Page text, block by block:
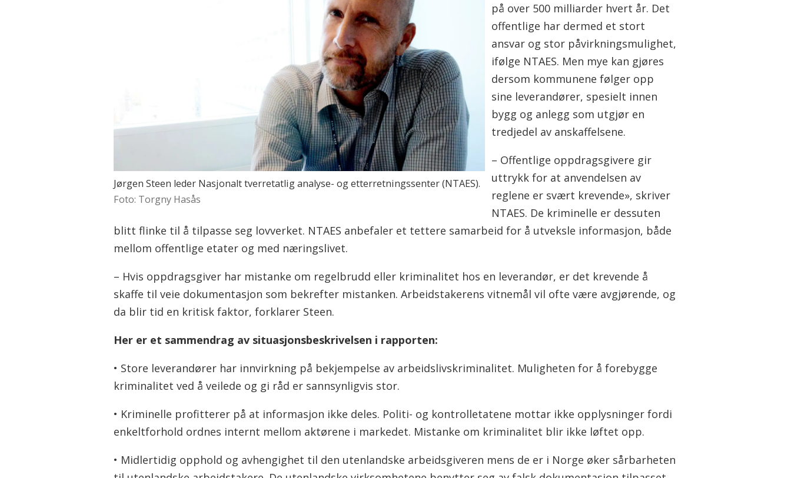
Nasjonalt tverretatlig analyse- og etterretningssenter
Nasjonalt tverretatlig analyse- og etterretningssenter (NTAES) ble
opprettet som en følge av regjeringens strategi mot
arbeidslivskriminalitet som ble lansert i januar 2015.
I tillegg til NTAES er det opprettet sju regionale a-krimsentre
over hele landet. Disse sentrene er opprettet med personer fra
Skatteetaten, politiet, Arbeidstilsynet, Nav og andre etater etter
Data og opplysninger i rapporten er blitt innhentet fra
Skatteetaten, Nav, Arbeidstilsynet, Tolletaten og a-krimsentrene.
Registerdata er innhentet fra politi og kontrolletatene, herunder
stønadsdata fra Nav og kontrolldata fra Arbeidstilsynet.
kontrolletatene, andre relevante myndigheter, statlige og
kommunale oppdragsgivere og parter i arbeidslivet.
Jørgen Steen leder Nasjonalt tverretatlig analyse- og etterretningssenter (NTAES).
Foto: Torgny Hasås
på over 500 milliarder hvert år. Det
offentlige har dermed et stort
ansvar og stor påvirkningsmulighet,
ifølge NTAES. Men mye kan gjøres
dersom kommunene følger opp
sine leverandører, spesielt innen
bygg og anlegg som utgjør en
tredjedel av anskaffelsene.
– Offentlige oppdragsgivere gir
uttrykk for at anvendelsen av
reglene er svært krevende», skriver
NTAES. De kriminelle er dessuten
blitt flinke til å tilpasse seg lovverket. NTAES anbefaler et tettere samarbeid for å utveksle informasjon, både
mellom offentlige etater og med næringslivet.
– Hvis oppdragsgiver har mistanke om regelbrudd eller kriminalitet hos en leverandør, er det krevende å
skaffe til veie dokumentasjon som bekrefter mistanken. Arbeidstakerens vitnemål vil ofte være avgjørende, og
da blir tid en kritisk faktor, forklarer Steen.
Her er et sammendrag av situasjonsbeskrivelsen i rapporten:
• Store leverandører har innvirkning på bekjempelse av arbeidslivskriminalitet. Muligheten for å forebygge
kriminalitet ved å veilede og gi råd er sannsynligvis stor.
• Kriminelle profitterer på at informasjon ikke deles. Politi- og kontrolletatene mottar ikke opplysninger fordi
enkeltforhold ordnes internt mellom aktørene i markedet. Mistanke om kriminalitet blir ikke løftet opp.
• Midlertidig opphold og avhengighet til den utenlandske arbeidsgiveren mens de er i Norge øker sårbarheten